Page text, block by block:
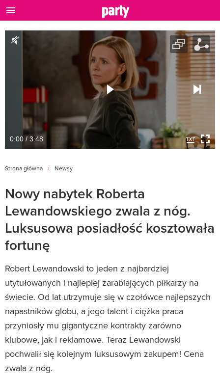
0:00 / 3:48
Strona główna Newsy
Nowy nabytek Roberta
Lewandowskiego zwala z nóg.
Luksusowa posiadłość kosztowała
fortunę
Robert Lewandowski to jeden z najbardziej
utytułowanych i najlepiej zarabiających piłkarzy na
świecie. Od lat utrzymuje się w czołówce najlepszych
napastników globu, a jego talent i ciężka praca
przyniosły mu gigantyczne kontrakty zarówno
klubowe, jak i reklamowe. Teraz Lewandowski
pochwalił się kolejnym luksusowym zakupem! Cena
zwala z nóg.